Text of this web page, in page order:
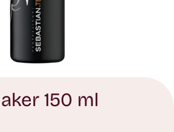
150 ml